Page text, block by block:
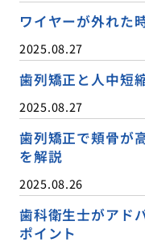
ワイヤーが外れた
2025.08.27
歯列矯正と人中短
2025.08.27
歯列矯正で頬骨が
を解説
2025.08.26
歯科衛生士がアド
ポイント